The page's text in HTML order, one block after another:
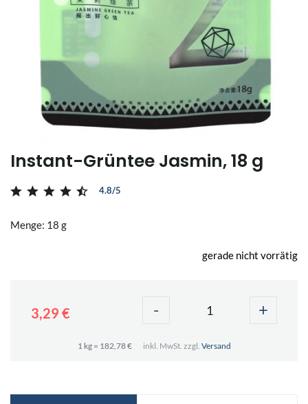
Instant-Grüntee Jasmin, 18 g
4.8/5
Menge: 18 g
gerade nicht vorrätig
3,29 € - +
1 kg = 182,78 € inkl. MwSt. zzgl. Versand